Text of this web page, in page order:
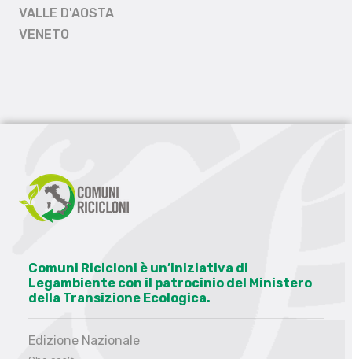
VALLE D'AOSTA
VENETO
Comuni Ricicloni è un’iniziativa di
Legambiente con il patrocinio del Ministero
della Transizione Ecologica.
Edizione Nazionale